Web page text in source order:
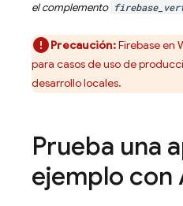
el complemento
Precaución:Firebase en
para casos de uso de
desarrollo locales.
Prueba una
ejemplo con